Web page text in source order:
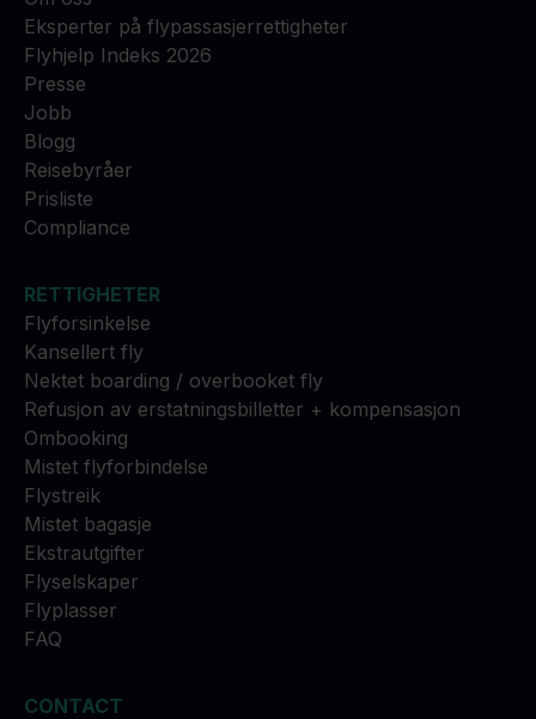
Eksperter på flypassasjerrettigheter
Flyhjelp Indeks 2026
Presse
Jobb
Blogg
Reisebyråer
Prisliste
Compliance
RETTIGHETER
Flyforsinkelse
Kansellert fly
Nektet boarding / overbooket fly
Refusjon av erstatningsbilletter + kompensasjon
Ombooking
Mistet flyforbindelse
Flystreik
Mistet bagasje
Ekstrautgifter
Flyselskaper
Flyplasser
FAQ
CONTACT